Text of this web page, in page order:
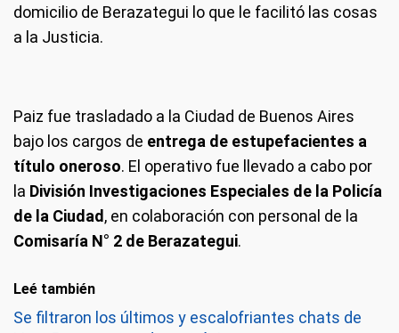
domicilio de Berazategui lo que le facilitó las cosas
a la Justicia.
Paiz fue trasladado a la Ciudad de Buenos Aires
bajo los cargos de entrega de estupefacientes a
título oneroso. El operativo fue llevado a cabo por
la División Investigaciones Especiales de la Policía
de la Ciudad, en colaboración con personal de la
Comisaría N° 2 de Berazategui.
Leé también
Se filtraron los últimos y escalofriantes chats de